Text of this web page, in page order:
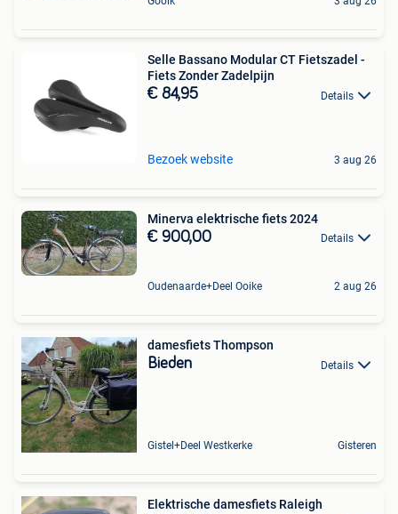
Selle Bassano Modular CT Fietszadel -
Fiets Zonder Zadelpijn
€ 84,95 Details
Bezoek website 3 aug 26
Minerva elektrische fiets 2024
€ 900,00 Details
Oudenaarde+Deel Ooike 2 aug 26
damesfiets Thompson
Bieden Details
Gistel+Deel Westkerke Gisteren
Elektrische damesfiets Raleigh